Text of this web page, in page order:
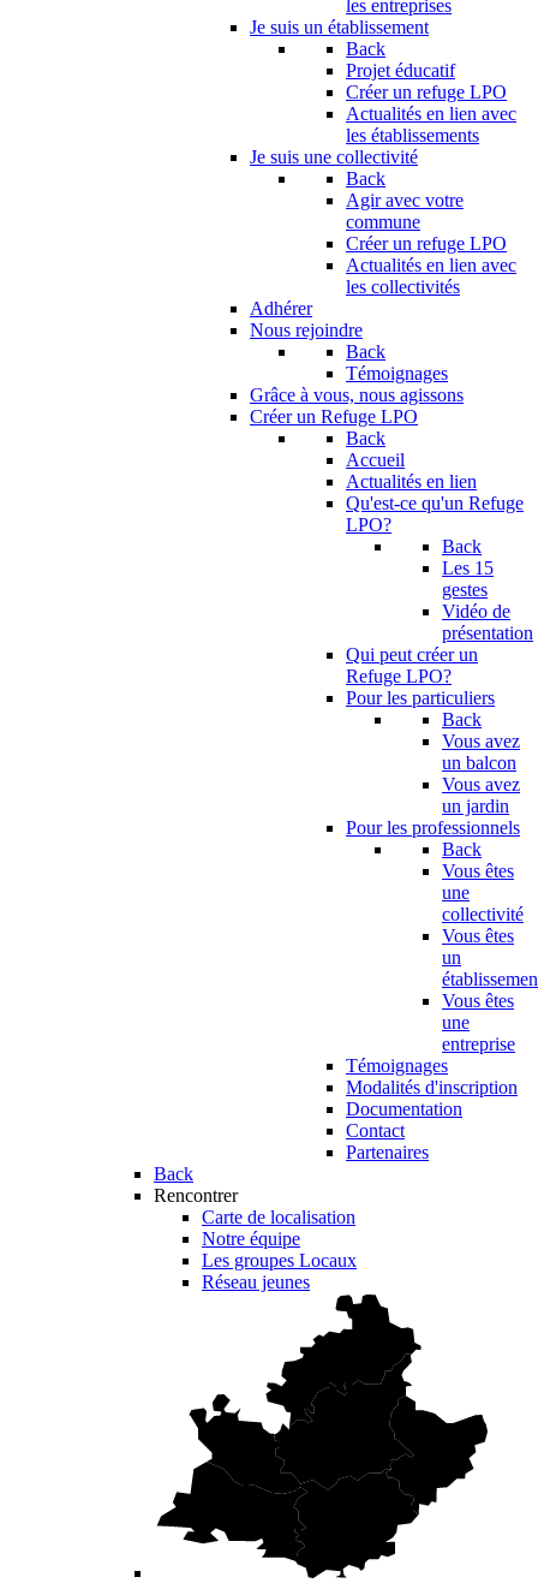
les entreprises
Je suis un établissement
Back
Projet éducatif
Créer un refuge LPO
Actualités en lien avec
les établissements
Je suis une collectivité
Back
Agir avec votre
commune
Créer un refuge LPO
Actualités en lien avec
les collectivités
Adhérer
Nous rejoindre
Back
Témoignages
Grâce à vous, nous agissons
Créer un Refuge LPO
Back
Accueil
Actualités en lien
Qu'est-ce qu'un Refuge
LPO?
Back
Les 15
gestes
Vidéo de
présentation
Qui peut créer un
Refuge LPO?
Pour les particuliers
Back
Vous avez
un balcon
Vous avez
un jardin
Pour les professionnels
Back
Vous êtes
une
collectivité
Vous êtes
un
Vous êtes
une
entreprise
Témoignages
Modalités d'inscription
Documentation
Contact
Partenaires
Back
Rencontrer
Carte de localisation
Notre équipe
Les groupes Locaux
Réseau jeunes